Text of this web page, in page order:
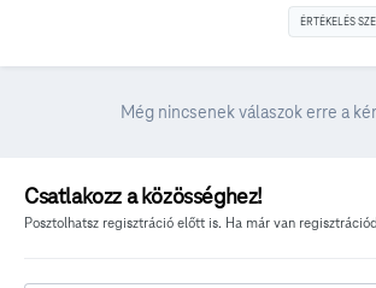
ÉRTÉKELÉS
Még nincsenek válaszok erre a
Csatlakozz a közösséghez!
Posztolhatsz regisztráció előtt is. Ha már van